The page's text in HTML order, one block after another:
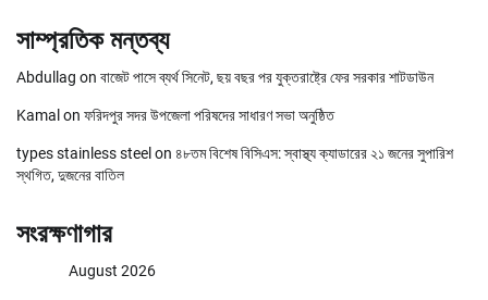
সাম্প্রতিক মন্তব্য
Abdullag on বাজেট পাসে ব্যর্থ সিনেট, ছয় বছর পর যুক্তরাষ্ট্রে ফের সরকার শাটডাউন
Kamal on ফরিদপুর সদর উপজেলা পরিষদের সাধারণ সভা অনুষ্ঠিত
types stainless steel on ৪৮তম বিশেষ বিসিএস: স্বাস্থ্য ক্যাডারের ২১ জনের সুপারিশ
স্থগিত, দুজনের বাতিল
সংরক্ষণাগার
August 2026